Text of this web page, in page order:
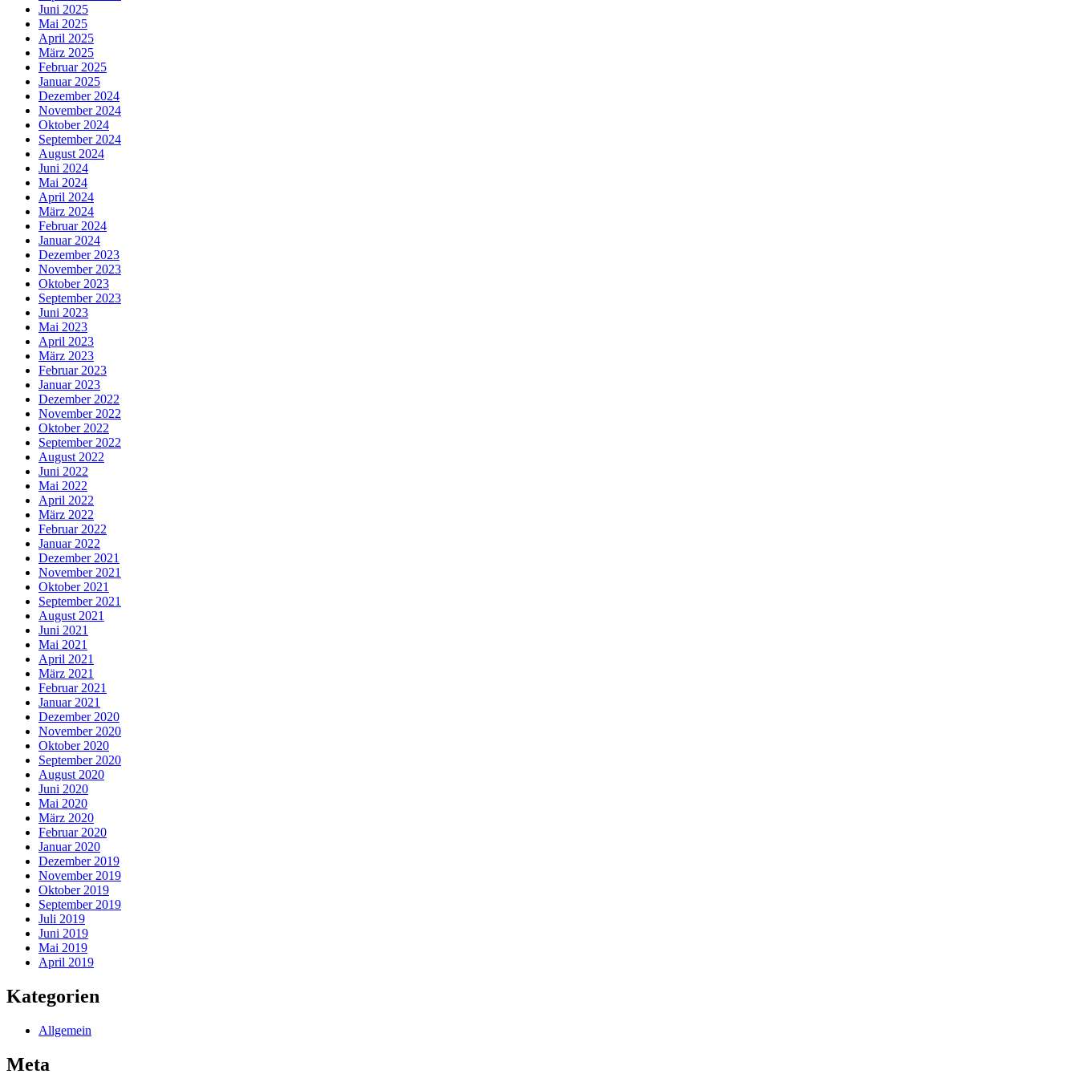
Juni 2025
Mai 2025
April 2025
März 2025
Februar 2025
Januar 2025
Dezember 2024
November 2024
Oktober 2024
September 2024
August 2024
Juni 2024
Mai 2024
April 2024
März 2024
Februar 2024
Januar 2024
Dezember 2023
November 2023
Oktober 2023
September 2023
Juni 2023
Mai 2023
April 2023
März 2023
Februar 2023
Januar 2023
Dezember 2022
November 2022
Oktober 2022
September 2022
August 2022
Juni 2022
Mai 2022
April 2022
März 2022
Februar 2022
Januar 2022
Dezember 2021
November 2021
Oktober 2021
September 2021
August 2021
Juni 2021
Mai 2021
April 2021
März 2021
Februar 2021
Januar 2021
Dezember 2020
November 2020
Oktober 2020
September 2020
August 2020
Juni 2020
Mai 2020
März 2020
Februar 2020
Januar 2020
Dezember 2019
November 2019
Oktober 2019
September 2019
Juli 2019
Juni 2019
Mai 2019
April 2019
Kategorien
Allgemein
Meta